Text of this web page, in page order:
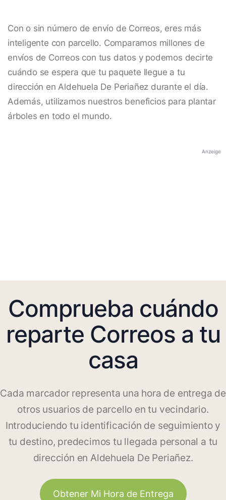
Con o sin número de envío de Correos, eres más
inteligente con parcello. Comparamos millones de
envíos de Correos con tus datos y podemos decirte
cuándo se espera que tu paquete llegue a tu
dirección en Aldehuela De Periañez durante el día.
Además, utilizamos nuestros beneficios para plantar
árboles en todo el mundo.
Anzeige
Comprueba cuándo
reparte Correos a tu
casa
Cada marcador representa una hora de entrega de
otros usuarios de parcello en tu vecindario.
Introduciendo tu identificación de seguimiento y
tu destino, predecimos tu llegada personal a tu
dirección en Aldehuela De Periañez.
Obtener Mi Hora de Entrega